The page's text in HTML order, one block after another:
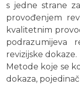
s jedne strane
provođenjem
kvalitetnim
podrazumijeva
revizijske dokaze.
Metode koje se
dokaza,